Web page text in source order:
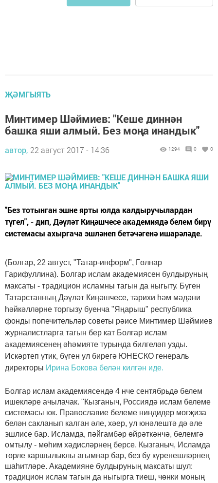
ҖӘМГЫЯТЬ
Минтимер Шәймиев: "Кеше диннән
башка яши алмый. Без моңа инандык"
автор, 22 август 2017 - 14:36 1294 0 0
"Без тотынган эшне ярты юлда калдыручылардан
түгел", - дип, Дәүләт Киңәшчесе академиядә белем бирү
системасы ахыргача эшләнеп бетәчәгенә ишарәләде.
(Болгар, 22 август, "Татар-информ", Гөлнар
Гарифуллина). Болгар ислам академиясен булдыруның
максаты - традицион исламны тагын да ныгыту. Бүген
Татарстанның Дәүләт Киңәшчесе, тарихи һәм мәдәни
һәйкәлләрне торгызу буенча "Яңарыш" республика
фонды попечительләр советы рәисе Минтимер Шәймиев
журналистларга тагын бер кат Болгар ислам
академиясенең әһәмияте турында билгеләп узды.
Искәртеп үтик, бүген ул бирегә ЮНЕСКО генераль
директоры Ирина Бокова белән килгән иде.
Болгар ислам академиясендә 4 нче сентябрьдә белем
ишекләре ачылачак. "Кызганыч, Россиядә ислам белеме
системасы юк. Православие белеме ниндидер могҗиза
белән сакланып калган әле, хәер, ул юнәлештә дә әле
эшлисе бар. Исламда, пәйгамбәр өйрәткәнчә, белемгә
омтылу - мөһим хәдисләрнең берсе. Кызганыч, Исламда
төрле каршылыклы агымнар бар, без бу күренешләрнең
шаһитләре. Академияне булдыруның максаты шул:
традицион ислам тагын да ныгырга тиеш, чөнки моның